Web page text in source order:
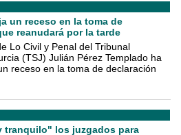
un receso en la toma de
reanudará por la tarde
Lo Civil y Penal del Tribunal
(TSJ) Julián Pérez Templado ha
receso en la toma de declaración
tranquilo" los juzgados para